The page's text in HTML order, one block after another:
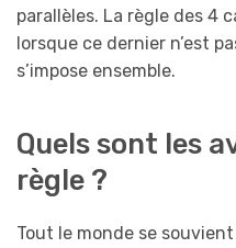
parallèles. La règle des 4
lorsque ce dernier n’est
s’impose ensemble.
Quels sont les
règle ?
Tout le monde se